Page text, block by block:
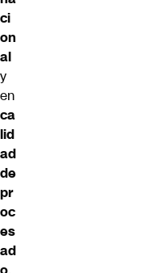
ci
on
al
y
en
ca
lid
ad
de
pr
oc
es
ad